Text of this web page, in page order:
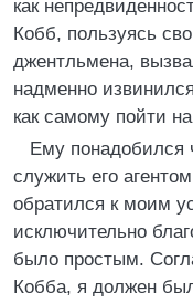
как
Кобб, пользуясь
джентльмена,
надменно
как самому пойти
Ему понадобился
служить его
обратился к моим
исключительно
было простым.
Кобба, я должен